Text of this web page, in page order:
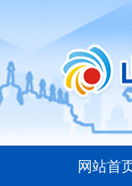
网站首